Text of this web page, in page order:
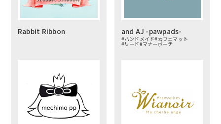
Rabbit Ribbon and AJ -pawpads-
#ハンドメイド#カフェマット
#リード#マナーポーチ